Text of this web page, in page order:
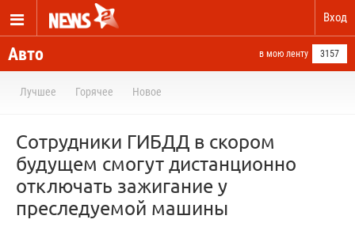
Вход
Авто в мою ленту 3157
Лучшее Горячее Новое
Сотрудники ГИБДД в скором
будущем смогут дистанционно
отключать зажигание у
преследуемой машины